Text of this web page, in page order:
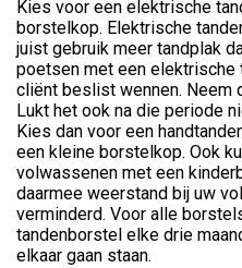
Kies voor een elektrische
borstelkop. Elektrische
juist gebruik meer tandplak
poetsen met een
cliënt beslist wennen. Neem
Lukt het ook na die periode
Kies dan voor een
een kleine borstelkop. Ook
volwassenen met een
daarmee weerstand bij uw
verminderd. Voor alle
tandenborstel elke drie
elkaar gaan staan.